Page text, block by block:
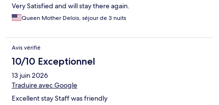
Very Satisfied and will stay there again.
Queen Mother Delois, séjour de 3 nuits
Avis vérifié
10/10 Exceptionnel
13 juin 2026
Traduire avec Google
Excellent stay Staff was friendly